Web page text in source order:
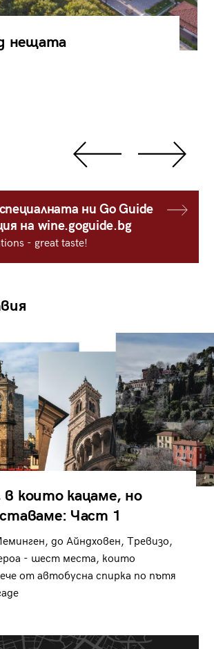
нещата
ни Go Guide
на wine.goguide.bg
- great taste!
в които кацаме, но
Част 1
до Айндховен, Тревизо,
- шест места, които
от автобусна спирка по пътя